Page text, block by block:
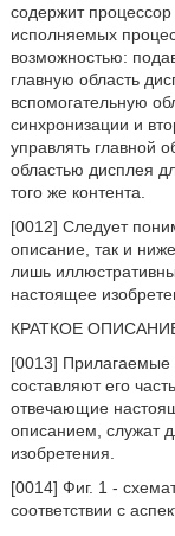
содержит
исполняемых
возможностью:
главную область
вспомогательную
синхронизации и
управлять главной
областью дисплея
того же контента.
[0012] Следует
описание, так и
лишь
настоящее
КРАТКОЕ
[0013] Прилагаемые
составляют его
отвечающие
описанием, служат
изобретения.
[0014] Фиг. 1 -
соответствии с